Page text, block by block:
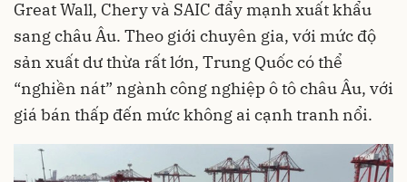
Great Wall, Chery và SAIC đẩy mạnh xuất khẩu
sang châu Âu. Theo giới chuyên gia, với mức độ
sản xuất dư thừa rất lớn, Trung Quốc có thể
“nghiền nát” ngành công nghiệp ô tô châu Âu, với
giá bán thấp đến mức không ai cạnh tranh nổi.